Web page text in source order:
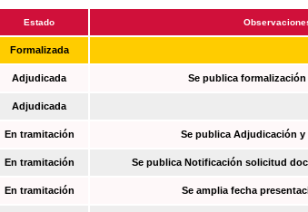
Estado
Formalizada
Adjudicada Se publica
Adjudicada
En tramitación Se publica Adjudicación
En tramitación Se publica Notificación solicitud
En tramitación Se amplia fecha